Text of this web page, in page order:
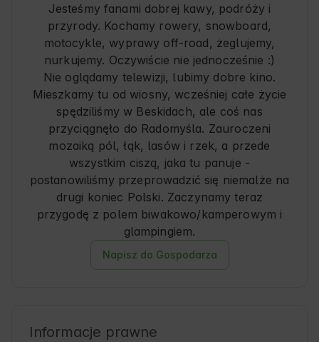
Jesteśmy fanami dobrej kawy, podróży i
przyrody. Kochamy rowery, snowboard,
motocykle, wyprawy off-road, żeglujemy,
nurkujemy. Oczywiście nie jednocześnie :)
Nie oglądamy telewizji, lubimy dobre kino.
Mieszkamy tu od wiosny, wcześniej całe życie
spędziliśmy w Beskidach, ale coś nas
przyciągnęło do Radomyśla. Zauroczeni
mozaiką pól, łąk, lasów i rzek, a przede
wszystkim ciszą, jaka tu panuje -
postanowiliśmy przeprowadzić się niemalże na
drugi koniec Polski. Zaczynamy teraz
przygodę z polem biwakowo/kamperowym i
glampingiem.
Napisz do Gospodarza
Informacje prawne